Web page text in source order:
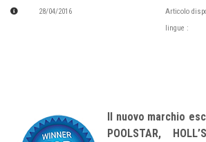
28/04/2016 Articolo
lingue :
Il nuovo marchio
POOLSTAR,